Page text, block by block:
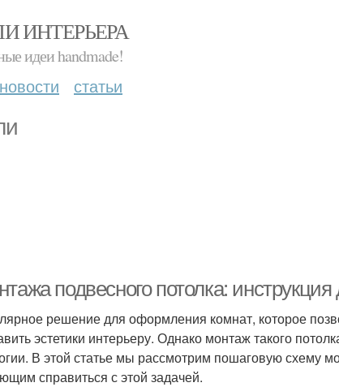
ИНТЕРЬЕРА
идеи handmade!
новости статьи
подвесного потолка:
решение для оформления комнат, которое
эстетики интерьеру. Однако монтаж такого
В этой статье мы рассмотрим пошаговую схему
справиться с этой задачей.